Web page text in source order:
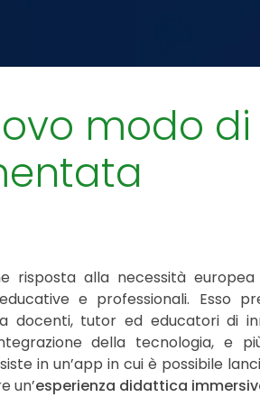
modo
risposta alla necessità
e professionali. Esso
docenti, tutor ed educatori di
della tecnologia, e
in un’app in cui è possibile
un’esperienza didattica